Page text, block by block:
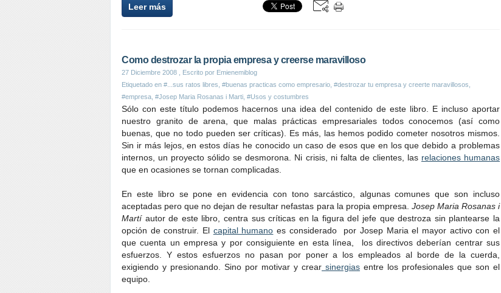
Leer más
Como destrozar la propia empresa y creerse maravilloso
27 Diciembre 2008 , Escrito por Emienemiblog
Etiquetado en #...sus ratos libres #buenas practicas como empresario #destrozar tu empresa y creerte maravillosos
#empresa #Josep Maria Rosanas i Marti #Usos y costumbres
Sólo con este título podemos hacernos una idea del contenido de este libro. E incluso aportar
nuestro granito de arena, que malas prácticas empresariales todos conocemos (así como
buenas, que no todo pueden ser críticas). Es más, las hemos podido cometer nosotros mismos.
Sin ir más lejos, en estos días he conocido un caso de esos que en los que debido a problemas
internos, un proyecto sólido se desmorona. Ni crisis, ni falta de clientes, las relaciones humanas
que en ocasiones se tornan complicadas.
En este libro se pone en evidencia con tono sarcástico, algunas comunes que son incluso
aceptadas pero que no dejan de resultar nefastas para la propia empresa. Josep Maria Rosanas i
Martíautor de este libro, centra sus críticas en la figura del jefe que destroza sin plantearse la
opción de construir. El capital humano es considerado por Josep Maria el mayor activo con el
que cuenta un empresa y por consiguiente en esta línea, los directivos deberían centrar sus
esfuerzos. Y estos esfuerzos no pasan por poner a los empleados al borde de la cuerda,
exigiendo y presionando. Sino por motivar y crear sinergias entre los profesionales que son el
equipo.